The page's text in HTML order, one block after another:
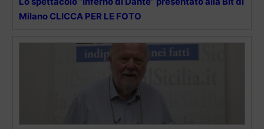
Milano CLICCA PER LE FOTO